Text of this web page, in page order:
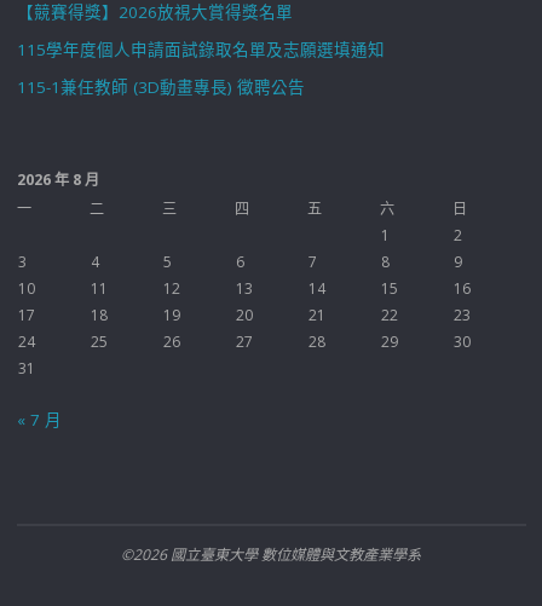
【競賽得獎】2026放視大賞得獎名單
115學年度個人申請面試錄取名單及志願選填通知
115-1兼任教師 (3D動畫專長) 徵聘公告
2026 年 8 月
一
二 三 四 五 六
日
1
2
3
4 5 6 7 8
9
10
11 12 13 14 15
16
17
18 19 20 21 22
23
24
25 26 27 28 29
30
31
« 7 月
©2026 國立臺東大學 數位媒體與文教產業學系